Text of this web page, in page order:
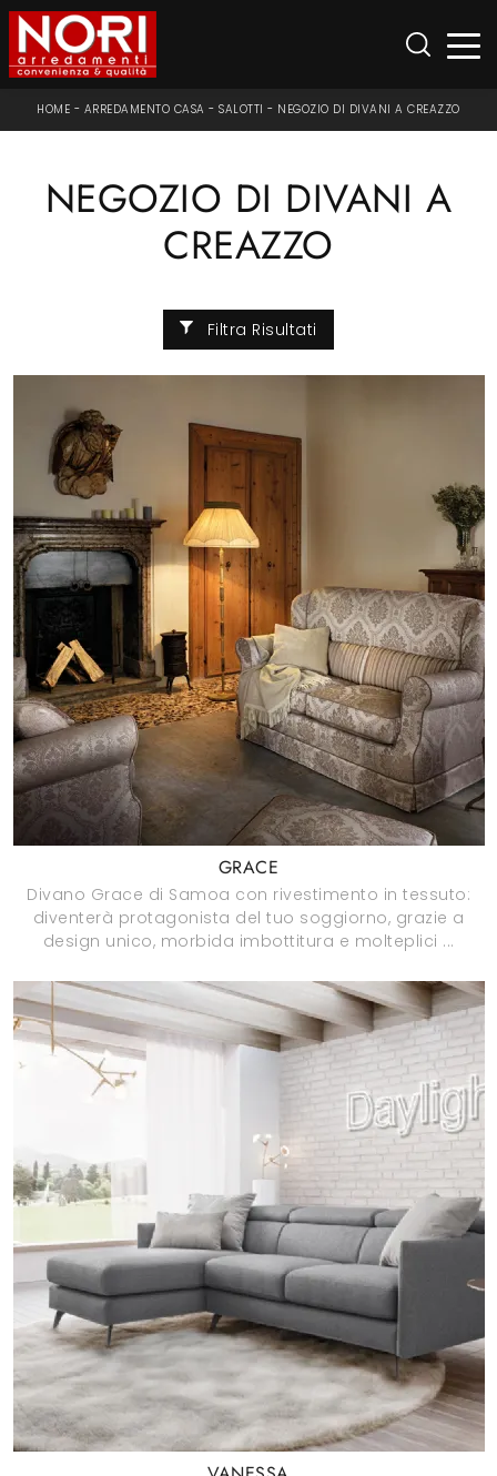
HOME - ARREDAMENTO CASA -SALOTTI - NEGOZIO DI DIVANI A CREAZZO
NEGOZIO DI DIVANI A
CREAZZO
Filtra Risultati
GRACE
Divano Grace di Samoa con rivestimento in tessuto:
diventerà protagonista del tuo soggiorno, grazie a
design unico, morbida imbottitura e molteplici ...